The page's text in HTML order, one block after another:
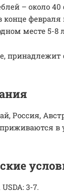
– около 40
февраля
месте 5-8
принадлежит
Россия,
в
3-7.